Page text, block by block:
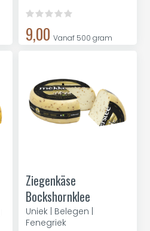
9,00 Vanaf 500 gram
Ziegenkäse
Bockshornklee
Uniek | Belegen |
Fenegriek